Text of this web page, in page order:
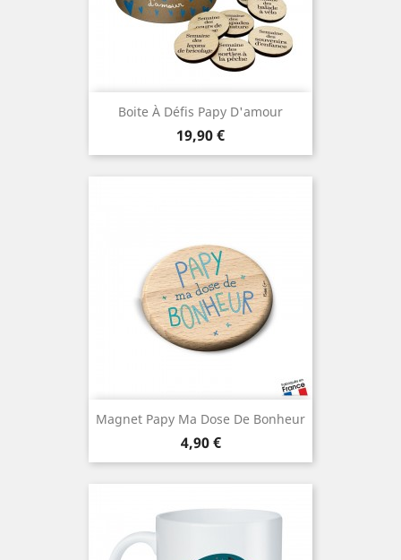
Boite À Défis Papy D'amour
Prix
19,90 €
Magnet Papy Ma Dose De Bonheur
Prix
4,90 €